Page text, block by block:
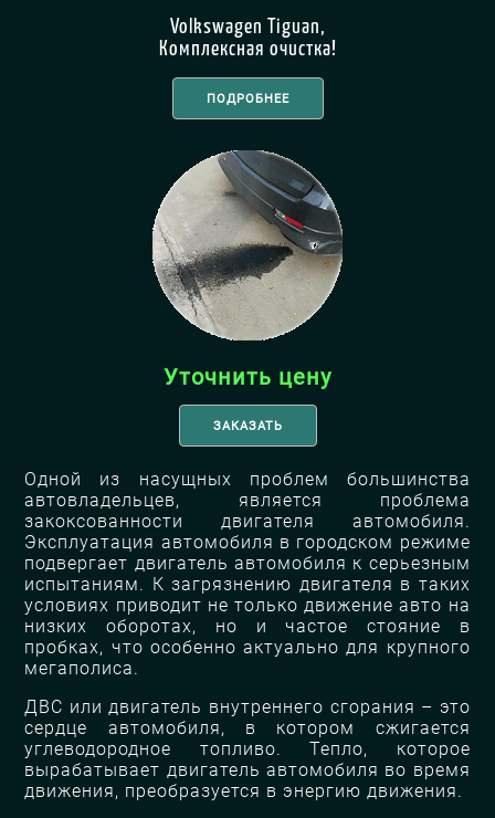
Volkswagen Tiguan,
Комплексная очистка!
ПОДРОБНЕЕ
Уточнить цену
ЗАКАЗАТЬ
Одной из насущных проблем большинства
автовладельцев, является проблема
закоксованности двигателя автомобиля.
Эксплуатация автомобиля в городском режиме
подвергает двигатель автомобиля к серьезным
испытаниям. К загрязнению двигателя в таких
условиях приводит не только движение авто на
низких оборотах, но и частое стояние в
пробках, что особенно актуально для крупного
мегаполиса.
ДВС или двигатель внутреннего сгорания – это
сердце автомобиля, в котором сжигается
углеводородное топливо. Тепло, которое
вырабатывает двигатель автомобиля во время
движения, преобразуется в энергию движения.